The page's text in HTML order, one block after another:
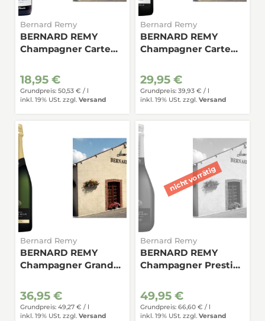
Bernard Remy
BERNARD REMY
Champagner Carte
18,95 €
Grundpreis: 50,53 € /
inkl. 19% USt. zzgl. Versand
Bernard Remy
BERNARD REMY
Champagner Carte
29,95 €
Grundpreis: 39,93 € /
inkl. 19% USt. zzgl. Versand
Bernard Remy
BERNARD REMY
Champagner Grand
36,95 €
Grundpreis: 49,27 € /
inkl. 19% USt. zzgl. Versand
Bernard Remy
BERNARD REMY
Champagner Prestige
49,95 €
Grundpreis: 66,60 € /
inkl. 19% USt. zzgl. Versand